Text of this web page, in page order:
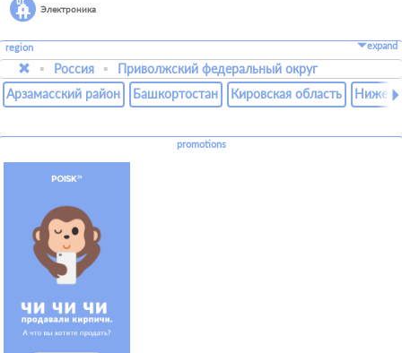
Электроника
region expand
Россия
Приволжский федеральный округ
Арзамасский район
Башкортостан Кировская область
promotions